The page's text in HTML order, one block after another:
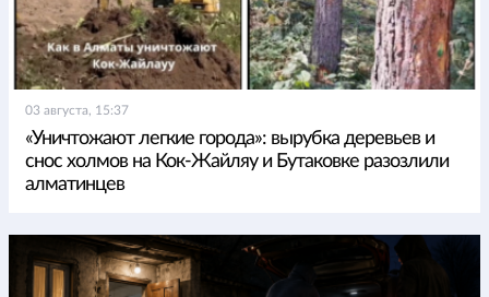
03 августа, 15:37
«Уничтожают легкие города»: вырубка деревьев и
снос холмов на Кок-Жайляу и Бутаковке разозлили
алматинцев